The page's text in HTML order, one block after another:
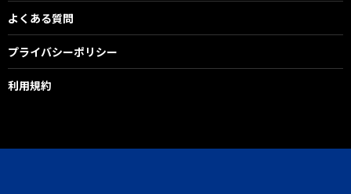
よくある質問
プライバシーポリシー
利用規約